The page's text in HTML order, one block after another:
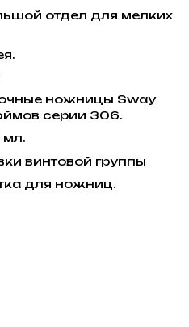
отдел для мелких
ножницы Sway
серии 306.
мл.
винтовой группы
для ножниц.